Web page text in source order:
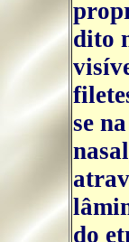
dito
se
do